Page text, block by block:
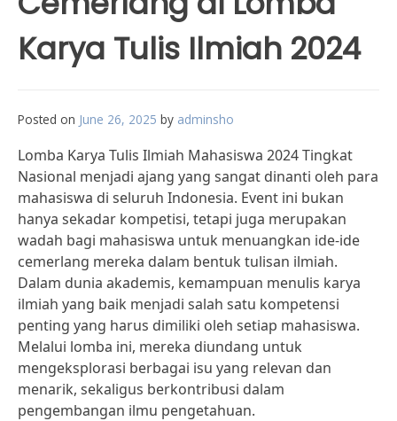
Karya Tulis Ilmiah 2024
Posted on June 26, 2025 by adminsho
Lomba Karya Tulis Ilmiah Mahasiswa 2024 Tingkat
Nasional menjadi ajang yang sangat dinanti oleh para
mahasiswa di seluruh Indonesia. Event ini bukan
hanya sekadar kompetisi, tetapi juga merupakan
wadah bagi mahasiswa untuk menuangkan ide-ide
cemerlang mereka dalam bentuk tulisan ilmiah.
Dalam dunia akademis, kemampuan menulis karya
ilmiah yang baik menjadi salah satu kompetensi
penting yang harus dimiliki oleh setiap mahasiswa.
Melalui lomba ini, mereka diundang untuk
mengeksplorasi berbagai isu yang relevan dan
menarik, sekaligus berkontribusi dalam
pengembangan ilmu pengetahuan.